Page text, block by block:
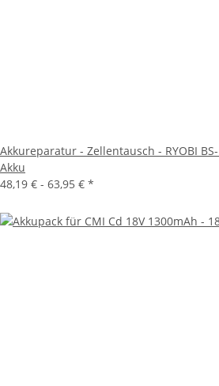
Akkureparatur - Zellentausch - RYOBI
Akku
48,19 € - 63,95 € *